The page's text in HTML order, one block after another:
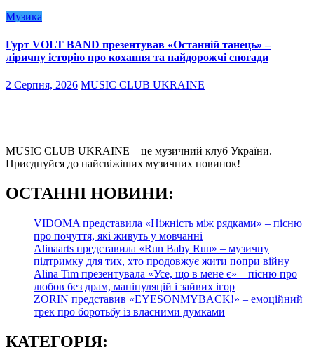
Музика
Гурт VOLT BAND презентував «Останній танець» –
ліричну історію про кохання та найдорожчі спогади
2 Серпня, 2026 MUSIC CLUB UKRAINE
MUSIC CLUB UKRAINE – це музичний клуб України.
Приєднуйся до найсвіжіших музичних новинок!
ОСТАННІ НОВИНИ:
VIDOMA представила «Ніжність між рядками» – пісню
про почуття, які живуть у мовчанні
Alinaarts представила «Run Baby Run» – музичну
підтримку для тих, хто продовжує жити попри війну
Alina Tim презентувала «Усе, що в мене є» – пісню про
любов без драм, маніпуляцій і зайвих ігор
ZORIN представив «EYESONMYBACK!» – емоційний
трек про боротьбу із власними думками
КАТЕГОРІЯ: